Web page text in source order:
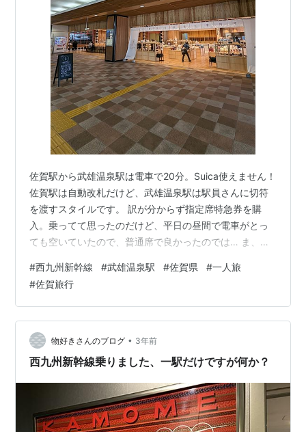
佐賀駅から武雄温泉駅は電車で20分。Suica使えません！
佐賀駅は自動改札だけど、武雄温泉駅は駅員さんに切符
を渡すスタイルです。 訳が分からず指定席特急券を購
入。乗ってて思ったのだけど、平日の昼間で電車がとっ
ても空いていたので、普通席で良かったのでは… ま、旅
てしまったので、武雄温泉には1時間20分しか滞在できま
せん(;´∀｀)なのに、何をするか決め切れなくて、武雄温
泉駅でだらだら・・・。 武雄温泉駅、新しくってとても
綺麗でした。お土産を買うなら、改札を出た正面にある
お土産屋さんが良さそう。フリースペースもあったの
で、一休みもできます。…
#西九州新幹線 #武雄温泉駅 #佐賀県 #一人旅
#佐賀旅行
物好きさんのブログ • 3年前
西九州新幹線乗りました、一駅だけですが何か？